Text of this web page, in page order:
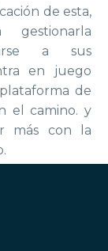
de esta,
a sus
en juego
de
el camino. y
más con la